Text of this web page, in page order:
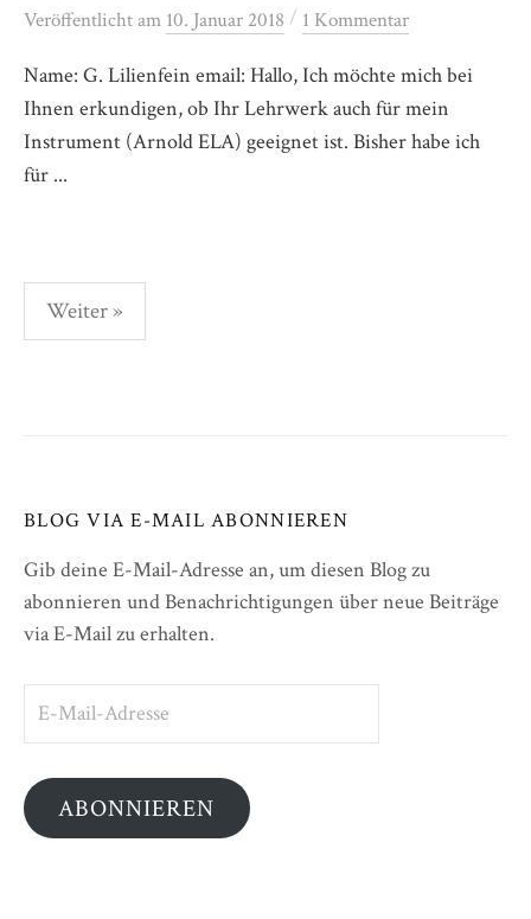
Veröffentlichtam 10. Januar 2018 / 1 Kommentar
Name: G. Lilienfein email: Hallo, Ich möchte mich bei
Ihnen erkundigen, ob Ihr Lehrwerk auch für mein
Instrument (Arnold ELA) geeignet ist. Bisher habe ich
für ...
Beitragsnavigation
Weiter »
BLOG VIA E-MAIL ABONNIEREN
Gib deine E-Mail-Adresse an, um diesen Blog zu
abonnieren und Benachrichtigungen über neue Beiträge
via E-Mail zu erhalten.
ABONNIEREN